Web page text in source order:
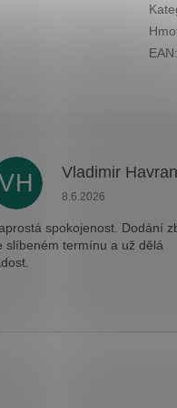
EAN:
Vladimir Havran
Hodnocení
8.6.2026
spokojenost. Dodání
slíbeném termínu a už dělá